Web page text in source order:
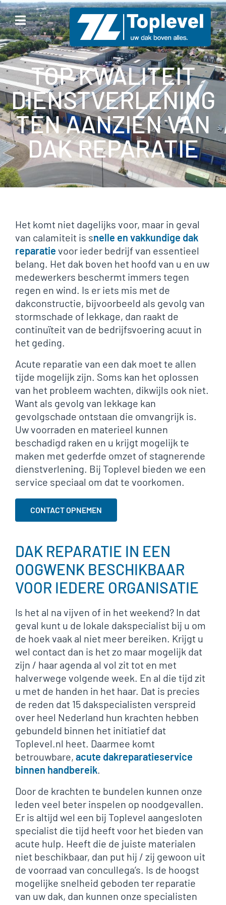
TOP KWALITEIT
DIENSTVERLENING
TEN AANZIEN VAN
DAK REPARATIE
Het komt niet dagelijks voor, maar in geval
van calamiteit is snelle en vakkundige dak
reparatie voor ieder bedrijf van essentieel
belang. Het dak boven het hoofd van u en uw
medewerkers beschermt immers tegen
regen en wind. Is er iets mis met de
dakconstructie, bijvoorbeeld als gevolg van
stormschade of lekkage, dan raakt de
continuïteit van de bedrijfsvoering acuut in
het geding.
Acute reparatie van een dak moet te allen
tijde mogelijk zijn. Soms kan het oplossen
van het probleem wachten, dikwijls ook niet.
Want als gevolg van lekkage kan
gevolgschade ontstaan die omvangrijk is.
Uw voorraden en materieel kunnen
beschadigd raken en u krijgt mogelijk te
maken met gederfde omzet of stagnerende
dienstverlening. Bij Toplevel bieden we een
service speciaal om dat te voorkomen.
CONTACT OPNEMEN
DAK REPARATIE IN EEN
OOGWENK BESCHIKBAAR
VOOR IEDERE ORGANISATIE
Is het al na vijven of in het weekend? In dat
geval kunt u de lokale dakspecialist bij u om
de hoek vaak al niet meer bereiken. Krijgt u
wel contact dan is het zo maar mogelijk dat
zijn / haar agenda al vol zit tot en met
halverwege volgende week. En al die tijd zit
u met de handen in het haar. Dat is precies
de reden dat 15 dakspecialisten verspreid
over heel Nederland hun krachten hebben
gebundeld binnen het initiatief dat
Toplevel.nl heet. Daarmee komt
betrouwbare, acute dakreparatieservice
binnen handbereik.
Door de krachten te bundelen kunnen onze
leden veel beter inspelen op noodgevallen.
Er is altijd wel een bij Toplevel aangesloten
specialist die tijd heeft voor het bieden van
acute hulp. Heeft die de juiste materialen
niet beschikbaar, dan put hij / zij gewoon uit
de voorraad van concullega’s. Is de hoogst
mogelijke snelheid geboden ter reparatie
van uw dak, dan kunnen onze specialisten